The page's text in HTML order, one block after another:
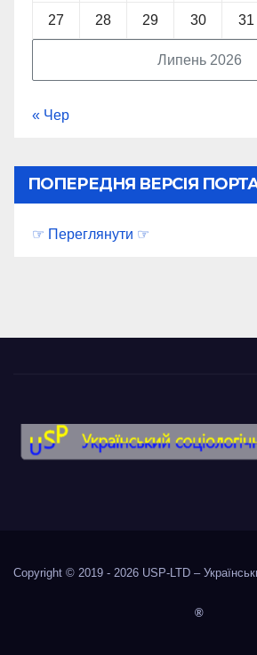
Липень 2026
27 28 29 30 31
« Чер
ПОПЕРЕДНЯ ВЕРСІЯ
☞ Переглянути ☞
Copyright © 2019 - 2026 USP-LTD –
®